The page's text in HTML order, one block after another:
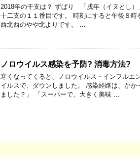
2018年の干支は？ ずばり 「戌年（イヌとし）
十二支の１１番目です。 時刻にすると午後８時
西北西のやや北よりです。 …
ノロウイルス感染を予防? 消毒方法?
寒くなってくると、ノロウイルス・インフルエ
イルスで、ダウンしました。 感染経路は、か
ました？」 「スーパーで、大きく美味 …